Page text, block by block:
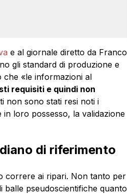
e al giornale diretto da Franco
gli standard di produzione e
che «le informazioni al
requisiti e quindi non
non sono stati resi noti i
loro possesso, la validazione
di riferimento
correre ai ripari. Non tanto per
balle pseudoscientifiche quanto